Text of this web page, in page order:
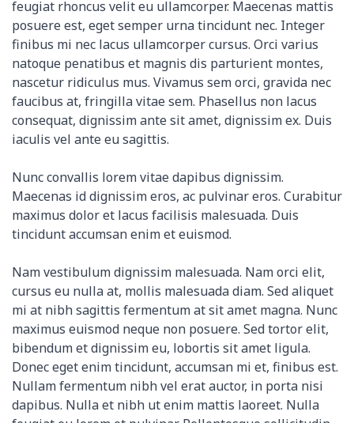
feugiat rhoncus velit eu ullamcorper. Maecenas mattis
posuere est, eget semper urna tincidunt nec. Integer
finibus mi nec lacus ullamcorper cursus. Orci varius
natoque penatibus et magnis dis parturient montes,
nascetur ridiculus mus. Vivamus sem orci, gravida nec
faucibus at, fringilla vitae sem. Phasellus non lacus
consequat, dignissim ante sit amet, dignissim ex. Duis
iaculis vel ante eu sagittis.
Nunc convallis lorem vitae dapibus dignissim.
Maecenas id dignissim eros, ac pulvinar eros. Curabitur
maximus dolor et lacus facilisis malesuada. Duis
tincidunt accumsan enim et euismod.
Nam vestibulum dignissim malesuada. Nam orci elit,
cursus eu nulla at, mollis malesuada diam. Sed aliquet
mi at nibh sagittis fermentum at sit amet magna. Nunc
maximus euismod neque non posuere. Sed tortor elit,
bibendum et dignissim eu, lobortis sit amet ligula.
Donec eget enim tincidunt, accumsan mi et, finibus est.
Nullam fermentum nibh vel erat auctor, in porta nisi
dapibus. Nulla et nibh ut enim mattis laoreet. Nulla